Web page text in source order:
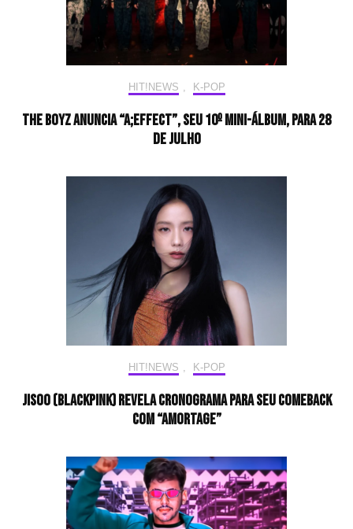
HIT!NEWS , K-POP
THE BOYZ anuncia “a;effect”, seu 10º mini-álbum, para 28
de julho
HIT!NEWS , K-POP
JISOO (BLACKPINK) revela cronograma para seu comeback
com “AMORTAGE”